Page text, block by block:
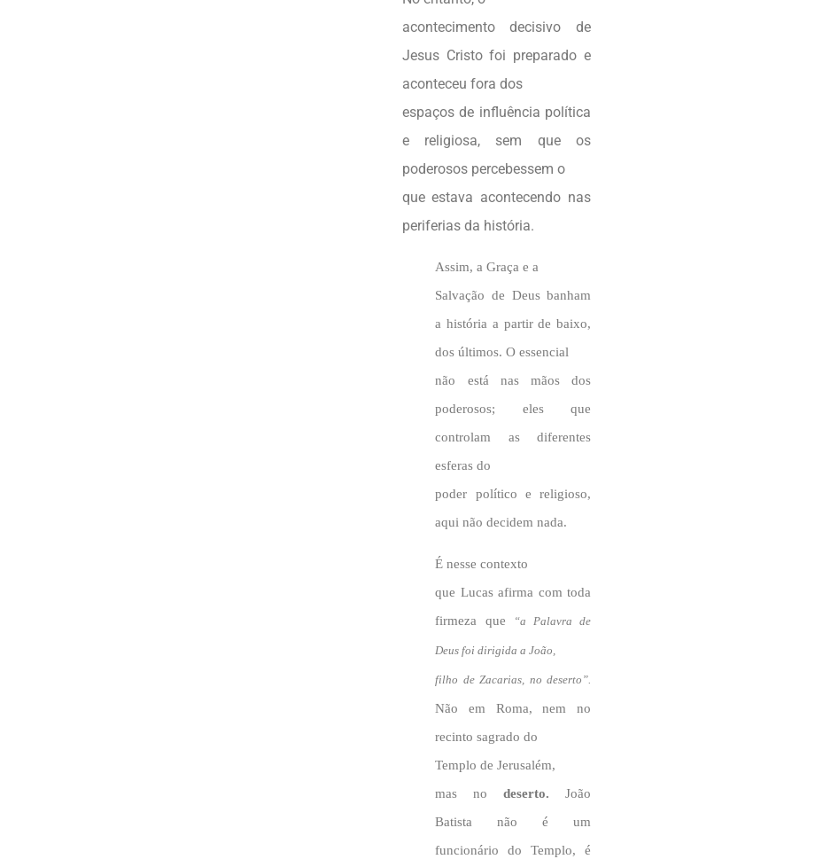
acontecimento decisivo de
Jesus Cristo foi preparado e
aconteceu fora dos
espaços de influência política
e religiosa, sem que os
poderosos percebessem o
que estava acontecendo nas
periferias da história.
Assim, a Graça e a
Salvação de Deus banham
a história a partir de baixo,
dos últimos. O essencial
não está nas mãos dos
poderosos; eles que
controlam as diferentes
esferas do
poder político e religioso,
aqui não decidem nada.
É nesse contexto
que Lucas afirma com toda
firmeza que
“a Palavra de
Deus foi dirigida a João,
filho de Zacarias, no deserto”.
Não em Roma, nem no
recinto sagrado do
Templo de Jerusalém,
mas nodeserto.João
Batista não é um
funcionário do Templo, é